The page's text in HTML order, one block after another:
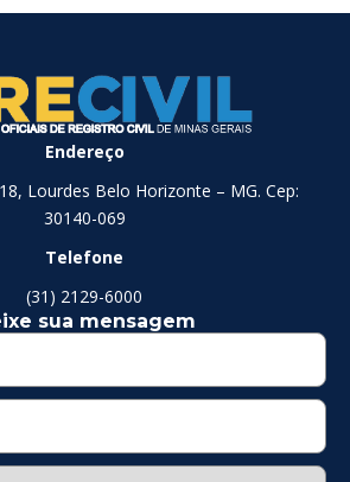
Endereço
Lourdes Belo Horizonte – MG. Cep:
30140-069
Telefone
(31) 2129-6000
sua mensagem